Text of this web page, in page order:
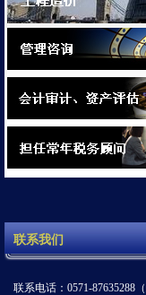
联系我们
联系电话：0571-87635288（